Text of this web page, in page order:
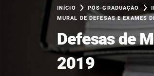
INÍCIO PÓS-GRADUAÇÃO
MURAL DE DEFESAS E EXAMES
Defesas de
2019